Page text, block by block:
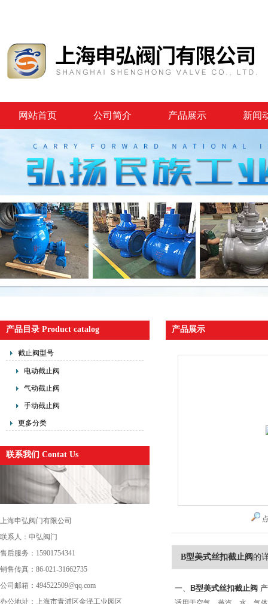
网站首页 公司简介 产品展示 新闻
产品目录 Product catalog
截止阀型号
电动截止阀
气动截止阀
手动截止阀
更多分类
联系我们 Contat Us
上海申弘阀门有限公司
联系人：申弘阀门
售后服务：15901754341
销售传真：86-021-31662735
公司邮箱：494522509@qq.com
办公地址：上海市青浦区金泽工业园区
产品展示
B型美式丝扣截止阀 的
一、 B型美式丝扣截止阀